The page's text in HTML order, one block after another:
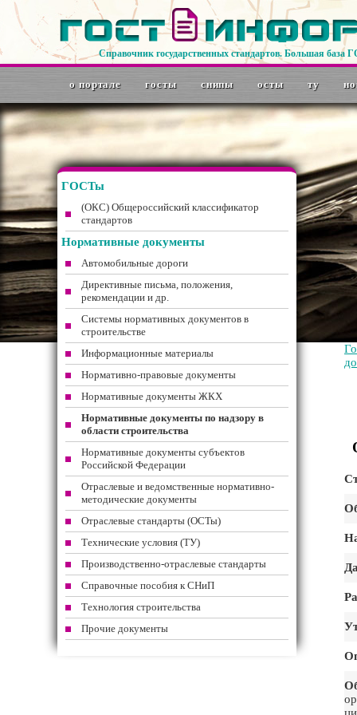
Справочник государственных стандартов. Большая база
о портале госты снипы осты ту
ГОСТы
(ОКС) Общероссийский классификатор
стандартов
Нормативные документы
Автомобильные дороги
Директивные письма, положения,
рекомендации и др.
Системы нормативных документов в
строительстве
Информационные материалы
Нормативно-правовые документы
Нормативные документы ЖКХ
Нормативные документы по надзору в
области строительства
Нормативные документы субъектов
Российской Федерации
Отраслевые и ведомственные нормативно-
методические документы
Отраслевые стандарты (ОСТы)
Технические условия (ТУ)
Производственно-отраслевые стандарты
Справочные пособия к СНиП
Технология строительства
Прочие документы